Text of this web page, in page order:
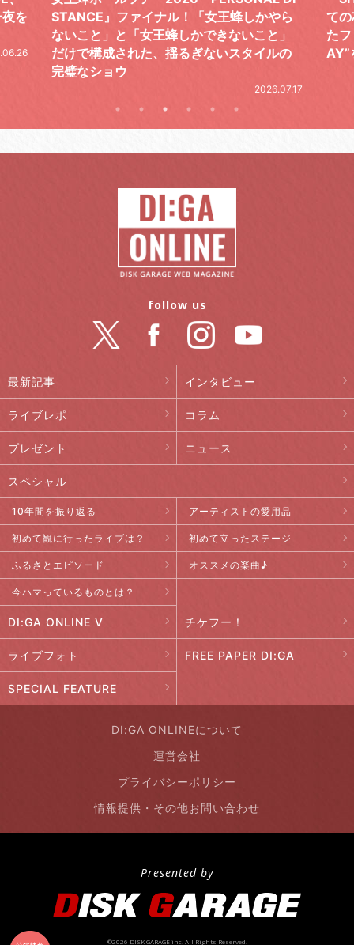
ら
の
ての芯を貫き通し、笑顔と感謝で泳ぎ切っ
たファイナルライブ、DAY2“GOODBYE D
AY”をレポート
気
レ
最新記事 インタビュー
ライブレポ コラム
プレゼント ニュース
スペシャル
10年間を振り返る アーティストの愛用品
初めて観に行ったライブは？ 初めて立ったステージ
ふるさとエピソード オススメの楽曲♪
今ハマっているものとは？
DI:GA ONLINE V チケフー！
ライブフォト FREE PAPER DI:GA
SPECIAL FEATURE
follow us
DI:GA ONLINEについて
運営会社
プライバシーポリシー
情報提供・その他お問い合わせ
Presented by
©2026 DISK GARAGE inc. All Rights Reserved.